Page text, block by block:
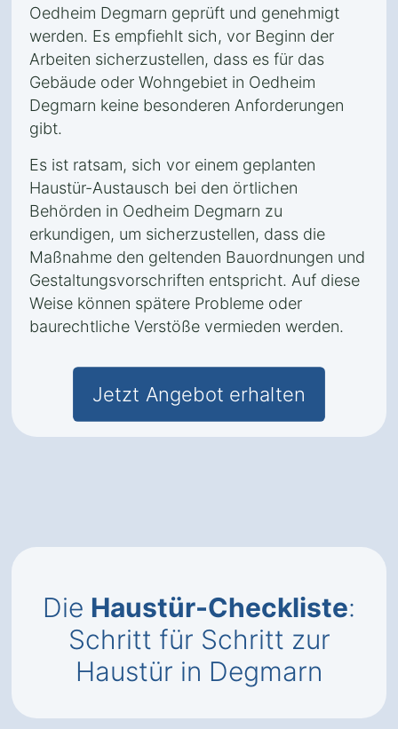
Oedheim Degmarn geprüft und genehmigt
werden. Es empfiehlt sich, vor Beginn der
Arbeiten sicherzustellen, dass es für das
Gebäude oder Wohngebiet in Oedheim
Degmarn keine besonderen Anforderungen
gibt.
Es ist ratsam, sich vor einem geplanten
Haustür-Austausch bei den örtlichen
Behörden in Oedheim Degmarn zu
erkundigen, um sicherzustellen, dass die
Maßnahme den geltenden Bauordnungen und
Gestaltungsvorschriften entspricht. Auf diese
Weise können spätere Probleme oder
baurechtliche Verstöße vermieden werden.
Jetzt Angebot erhalten
Die Haustür-Checkliste:
Schritt für Schritt zur
Haustür in Degmarn